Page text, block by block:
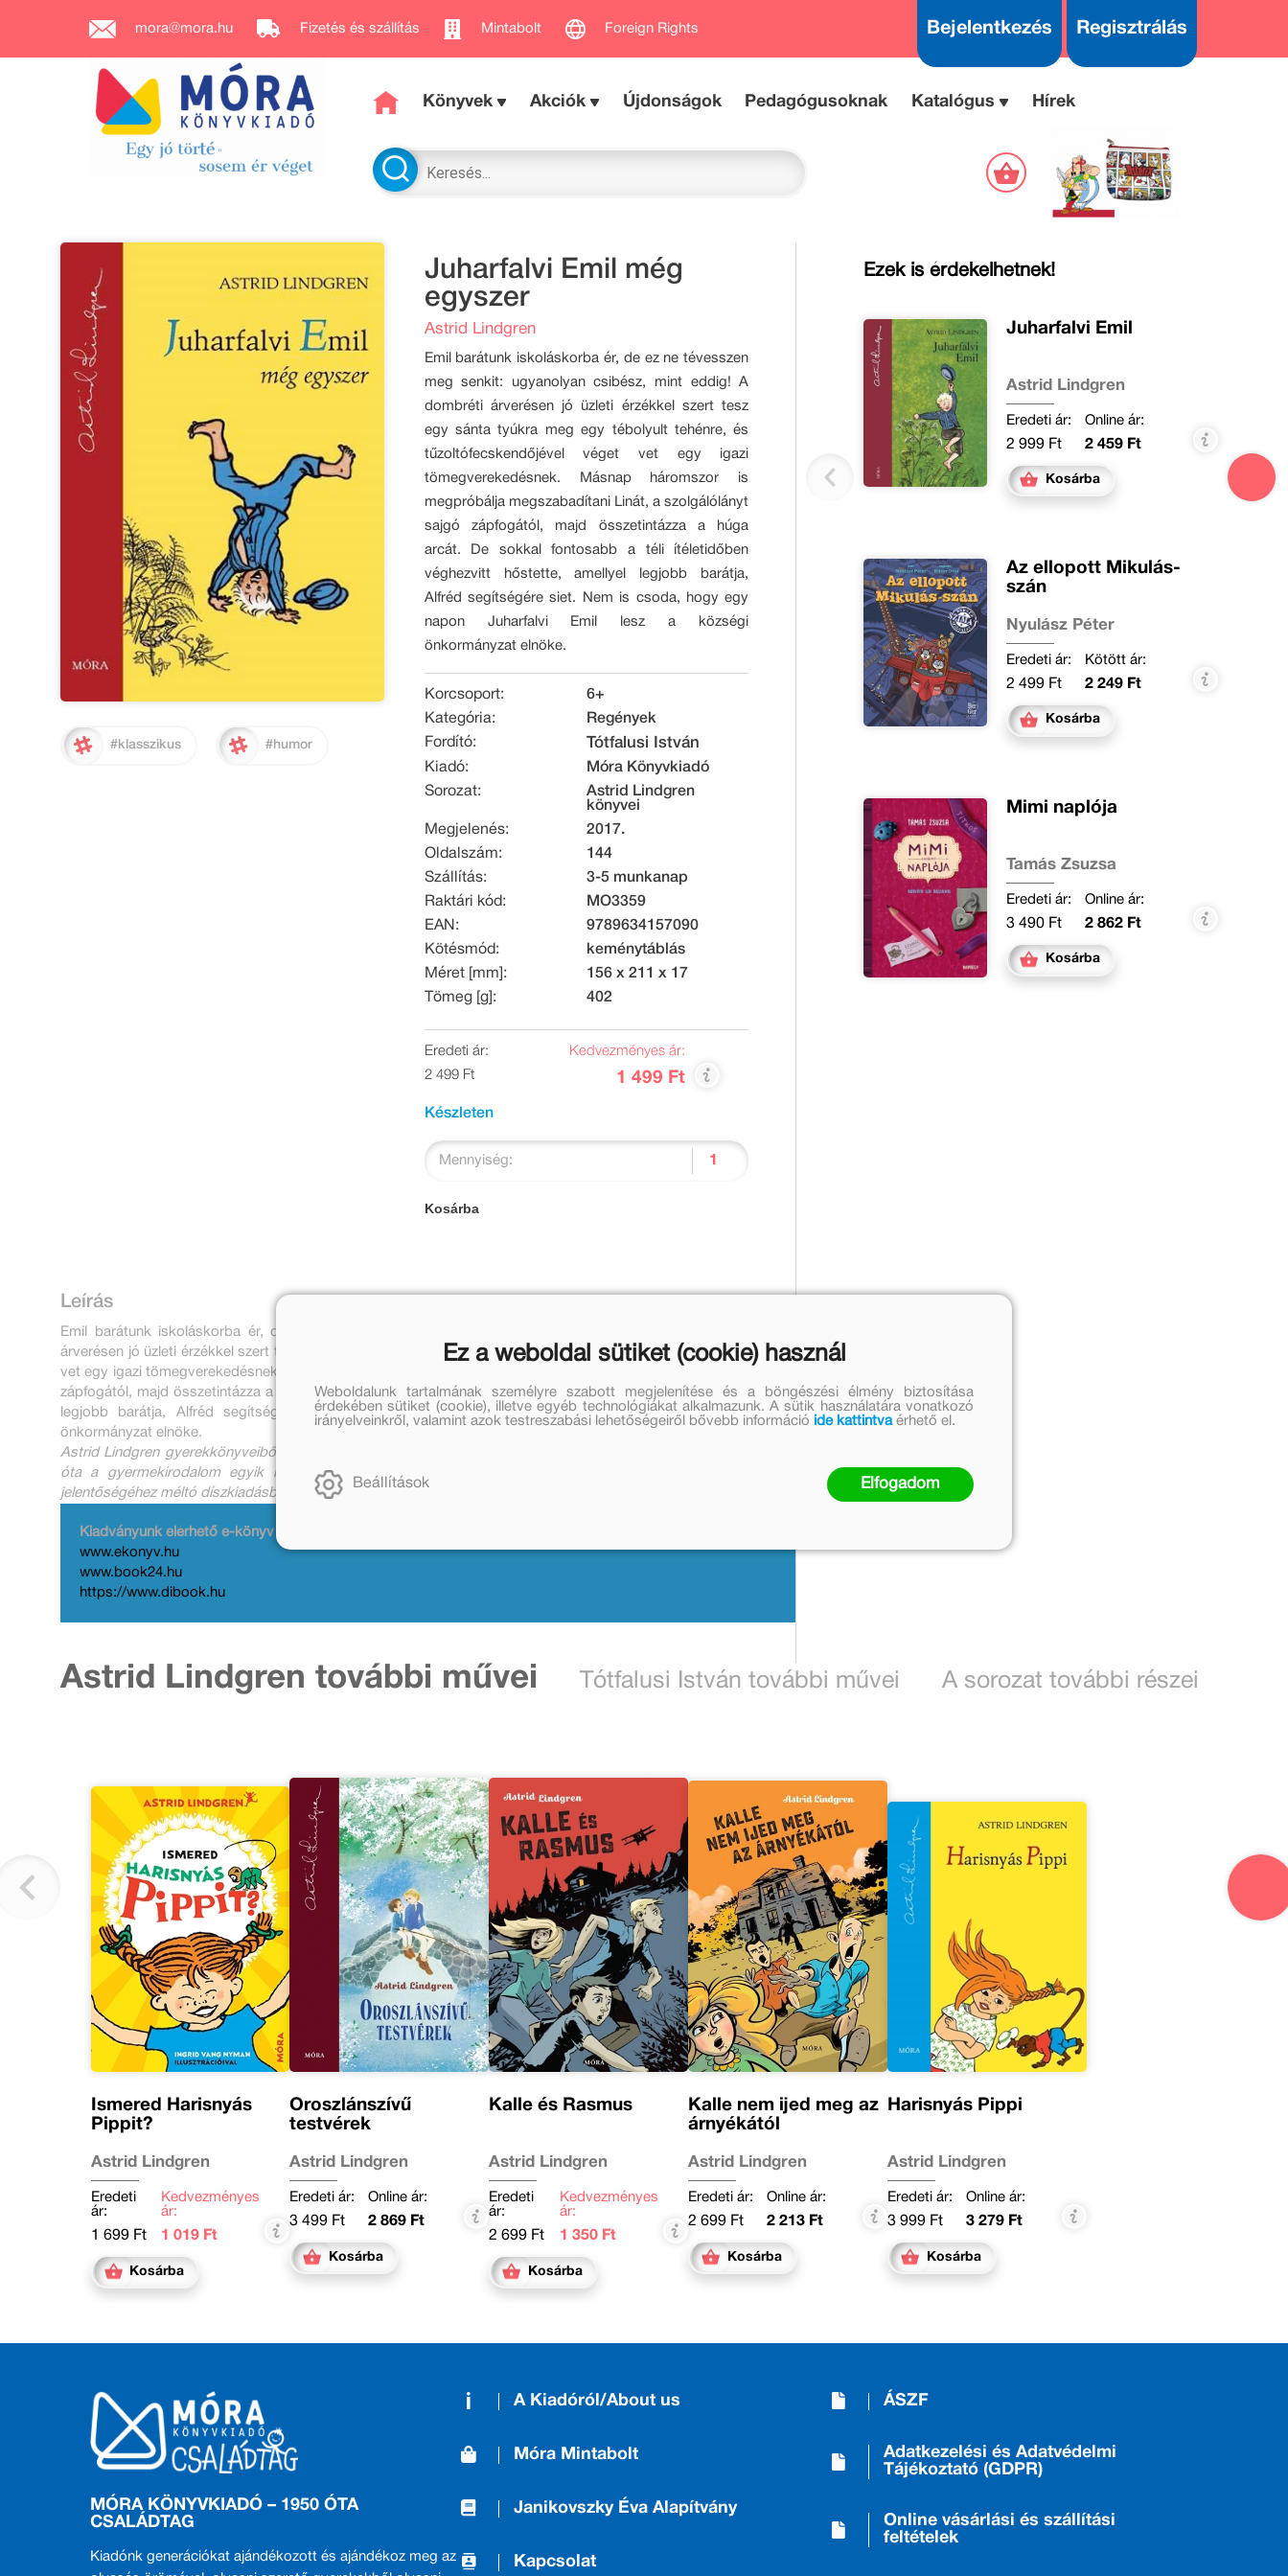
mora@mora.hu Fizetés és szállítás Mintabolt Foreign Rights Bejelentkezés Regisztrálás
Könyvek Akciók Újdonságok Pedagógusoknak Katalógus Hírek
#klasszikus #humor
Juharfalvi Emil még
egyszer
Astrid Lindgren
Emil barátunk iskoláskorba ér, de ez ne tévesszen
meg senkit: ugyanolyan csibész, mint eddig! A
dombréti árverésen jó üzleti érzékkel szert tesz
egy sánta tyúkra meg egy tébolyult tehénre, és
tűzoltófecskendőjével véget vet egy igazi
tömegverekedésnek. Másnap háromszor is
megpróbálja megszabadítani Linát, a szolgálólányt
sajgó zápfogától, majd összetintázza a húga
arcát. De sokkal fontosabb a téli ítéletidőben
véghezvitt hőstette, amellyel legjobb barátja,
Alfréd segítségére siet. Nem is csoda, hogy egy
napon Juharfalvi Emil lesz a községi
önkormányzat elnöke.
Korcsoport:
6+
Kategória:
Regények
Fordító:
Tótfalusi István
Kiadó:
Móra Könyvkiadó
Sorozat:
Astrid Lindgren
könyvei
Megjelenés:
2017.
Oldalszám:
144
Szállítás:
3-5 munkanap
Raktári kód:
MO3359
EAN:
9789634157090
Kötésmód:
keménytáblás
Méret [mm]:
156 x 211 x 17
Tömeg [g]:
402
Eredeti ár:
2 499 Ft
Kedvezményes ár:
1 499 Ft
Készleten
Mennyiség:
Kosárba
Leírás
Emil barátunk iskoláskorba ér, de ez ne tévesszen meg senkit: ugyanolyan csibész, mint eddig! A dombréti
árverésen jó üzleti érzékkel szert tesz egy sánta tyúkra meg egy tébolyult tehénre, és tűzoltófecskendőjével véget
vet egy igazi tömegverekedésnek. Másnap háromszor is megpróbálja megszabadítani Linát, a szolgálólányt sajgó
zápfogától, majd összetintázza a húga arcát. De sokkal fontosabb a téli ítéletidőben véghezvitt hőstette, amellyel
legjobb barátja, Alfréd segítségére siet. Nem is csoda, hogy egy napon Juharfalvi Emil lesz a községi
önkormányzat elnöke.
Astrid Lindgren gyerekkönyveiből eddig 88 nyelven 45 millió példányt adtak el. A róla elnevezett emlékdíjat 2002
óta a gyermekirodalom egyik legrangosabb elismeréseként tartják számon. A Móra Könyvkiadó a szerző
jelentőségéhez méltó díszkiadásban jelenteti meg az összetéveszthetetlen humorral megírt köteteket.
Kiadványunk elérhető e-könyv formában is az alábbi oldalakon:
www.ekonyv.hu
www.book24.hu
https://www.dibook.hu
Ezek is érdekelhetnek!
Juharfalvi Emil
Astrid Lindgren
Eredeti ár:
2 999 Ft
Online ár:
2 459 Ft
Kosárba
Az ellopott Mikulás-
szán
Nyulász Péter
Eredeti ár:
2 499 Ft
Kötött ár:
2 249 Ft
Kosárba
Mimi naplója
Tamás Zsuzsa
Eredeti ár:
3 490 Ft
Online ár:
2 862 Ft
Kosárba
Astrid Lindgren további művei Tótfalusi István további művei A sorozat további részei
Ismered Harisnyás
Pippit?
Astrid Lindgren
Eredeti
ár:
1 699 Ft
Kedvezményes
ár:
1 019 Ft
Kosárba
Oroszlánszívű
testvérek
Astrid Lindgren
Eredeti ár:
3 499 Ft
Online ár:
2 869 Ft
Kosárba
Kalle és Rasmus
Astrid Lindgren
Eredeti
ár:
2 699 Ft
Kedvezményes
ár:
1 350 Ft
Kosárba
Kalle nem ijed meg az
árnyékától
Astrid Lindgren
Eredeti ár:
2 699 Ft
Online ár:
2 213 Ft
Kosárba
Harisnyás Pippi
Astrid Lindgren
Eredeti ár:
3 999 Ft
Online ár:
3 279 Ft
Kosárba
MÓRA KÖNYVKIADÓ – 1950 ÓTA
CSALÁDTAG
Kiadónk generációkat ajándékozott és ajándékoz meg az
A Kiadóról/About us
Móra Mintabolt
Janikovszky Éva Alapítvány
Kapcsolat
ÁSZF
Adatkezelési és Adatvédelmi
Tájékoztató (GDPR)
Online vásárlási és szállítási
feltételek
Ez a weboldal sütiket (cookie) használ
Weboldalunk tartalmának személyre szabott megjelenítése és a böngészési élmény biztosítása
érdekében sütiket (cookie), illetve egyéb technológiákat alkalmazunk. A sütik használatára vonatkozó
irányelveinkről, valamint azok testreszabási lehetőségeiről bővebb információ ide kattintvaérhető el.
Beállítások Elfogadom